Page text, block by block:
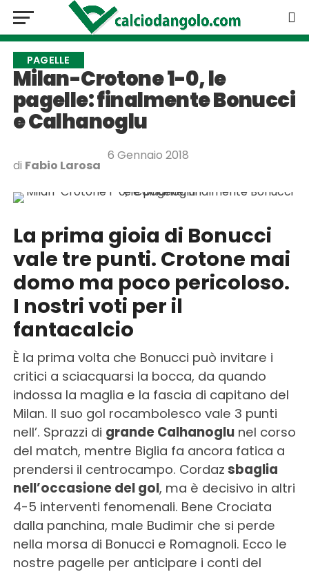
PAGELLE
Milan-Crotone 1-0, le
pagelle: finalmente Bonucci
e Calhanoglu
di Fabio Larosa
6 Gennaio 2018
La prima gioia di Bonucci
vale tre punti. Crotone mai
domo ma poco pericoloso.
I nostri voti per il
fantacalcio
È la prima volta che Bonucci può invitare i
critici a sciacquarsi la bocca, da quando
indossa la maglia e la fascia di capitano del
Milan. Il suo gol rocambolesco vale 3 punti
nell’. Sprazzi di grande Calhanoglunel corso
del match, mentre Biglia fa ancora fatica a
prendersi il centrocampo. Cordaz sbaglia
nell’occasione del gol, ma è decisivo in altri
4-5 interventi fenomenali. Bene Crociata
dalla panchina, male Budimir che si perde
nella morsa di Bonucci e Romagnoli. Ecco le
nostre pagelle per anticipare i conti del